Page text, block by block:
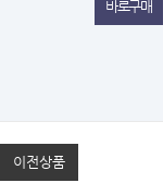
이전상품